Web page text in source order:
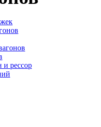
и рессор